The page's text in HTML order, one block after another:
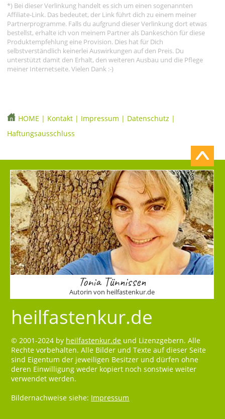
*) Bei dieser Verlinkung handelt es sich um einen sogenannten
Affiliate-Link. Das bedeutet, der Link führt dich zu einem meiner
Partnerprogramme. Falls du aufgrund dieser Verlinkung dort etwas
bestellst, erhalte ich von meinem Partner als Dankeschön für diese
Produktempfehlung eine Provision. Dies hat für Dich
selbstverständlich keinerlei Auswirkungen auf den Preis. Du
unterstützt damit den Erhalt, den weiteren Ausbau und die Pflege
meiner Internetseite. Vielen Dank :-)
HOME | Kontakt | Impressum | Datenschutz |
Haftungsausschluss
Tonia Tünnissen
Autorin von heilfastenkur.de
heilfastenkur.de
© 2001-2024 by heilfastenkur.de und Lizenzgebern. Alle
Rechte vorbehalten. Alle Bilder und Texte auf dieser Seite
sind Eigentum der jeweiligen Besitzer und dürfen ohne
deren Einwilligung weder kopiert noch sonstwie weiter
verwendet werden.
Bildernachweise siehe: Impressum